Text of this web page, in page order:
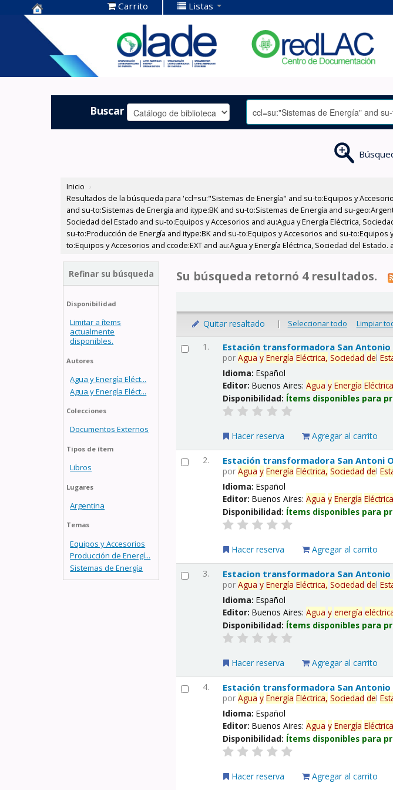
Centro de
Documentación
OLADE -
Carrito Listas
Buscar
Inicio ›
Resultados de la búsqueda para 'ccl=su:"Sistemas de Energía" and su-to:Equipos y
and su-to:Sistemas de Energía and itype:BK and su-to:Sistemas de Energía and su-
Sociedad del Estado and su-to:Equipos y Accesorios and au:Agua y Energía Eléctrica,
su-to:Producción de Energía and itype:BK and su-to:Equipos y Accesorios and su-
to:Equipos y Accesorios and ccode:EXT and au:Agua y Energía Eléctrica, Sociedad del
Refinar su búsqueda
Disponibilidad
Limitar a ítems
actualmente
disponibles.
Autores
Agua y Energía Eléct...
Agua y Energía Eléct...
Colecciones
Documentos Externos
Tipos de ítem
Libros
Lugares
Argentina
Temas
Equipos y Accesorios
Producción de Energí...
Sistemas de Energía
Su búsqueda retornó 4 resultados.
Quitar resaltado | Seleccionar todo Limpiar
1. Estación transformadora San
porAgua y Energía Eléctrica, Sociedad del
Idioma:Español
Editor:Buenos Aires:Agua y Energía
Disponibilidad: Ítems disponibles para
Hacer reserva Agregar al carrito
2. Estación transformadora San Antoni
porAgua y Energía Eléctrica, Sociedad del
Idioma:Español
Editor:Buenos Aires:Agua y Energía
Disponibilidad: Ítems disponibles para
Hacer reserva Agregar al carrito
3. Estacion transformadora San
porAgua y Energía Eléctrica, Sociedad del
Idioma:Español
Editor:Buenos Aires:Agua y energía
Disponibilidad: Ítems disponibles para
Hacer reserva Agregar al carrito
4. Estación transformadora San
porAgua y Energía Eléctrica, Sociedad del
Idioma:Español
Editor:Buenos Aires:Agua y Energía
Disponibilidad: Ítems disponibles para
Hacer reserva Agregar al carrito